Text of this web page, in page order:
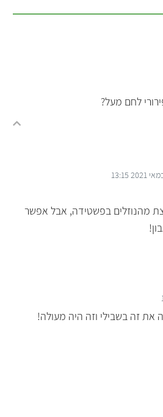
לחם מעל?
מהנוזלים בפשטידה, אבל אפשר
את זה בשבילי וזה היה מעולה!